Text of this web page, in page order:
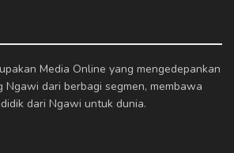
Media Online yang mengedepankan
Ngawi dari berbagi segmen, membawa
dari Ngawi untuk dunia.